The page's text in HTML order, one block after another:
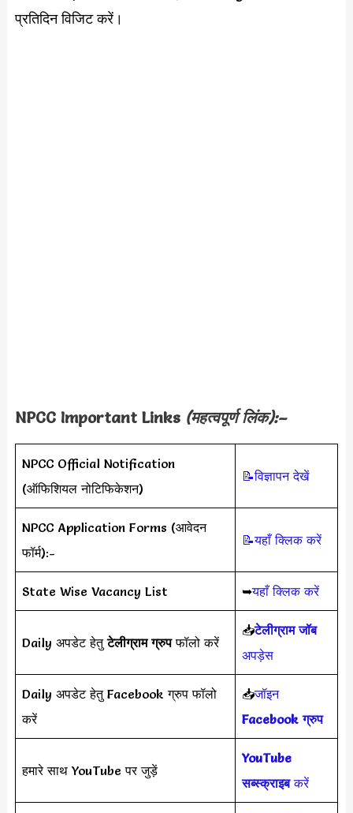
प्रतिदिन विजिट करें।
NPCC Important Links (महत्वपूर्ण लिंक):–
NPCC Official Notification
(ऑफिशियल नोटिफिकेशन)
📝विज्ञापन देखें
NPCC Application Forms (आवेदन
फॉर्म):-
📝यहाँ क्लिक करें
State Wise Vacancy List ➥यहाँ क्लिक करें
Daily अपडेट हेतुटेलीग्राम ग्रुपफॉलो करें
📥टेलीग्राम जॉब
अपड़ेस
Daily अपडेट हेतु Facebook ग्रुप फॉलो
करें
📥जॉइन
Facebook ग्रुप
हमारे साथ YouTube पर जुड़ें
YouTube
सब्स्क्राइबकरें